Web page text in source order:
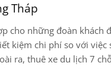
Tháp
cho những đoàn khách
kiệm chi phí so với
ra, thuê xe du lịch 7